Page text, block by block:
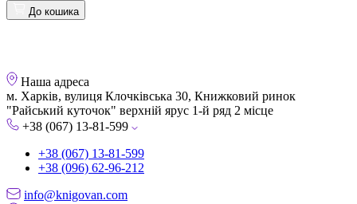
До кошика
Наша адреса
м. Харків, вулиця Клочківська 30, Книжковий ринок
"Райський куточок" верхній ярус 1-й ряд 2 місце
+38 (067) 13-81-599
+38 (067) 13-81-599
+38 (096) 62-96-212
info@knigovan.com